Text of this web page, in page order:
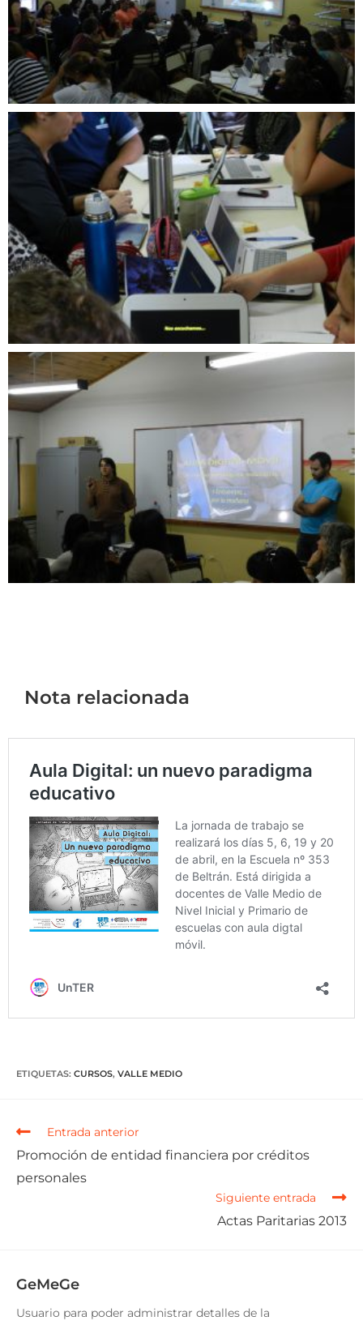
Nota relacionada
ETIQUETAS: CURSOS, VALLE MEDIO
Entrada anterior
Promoción de entidad financiera por créditos
personales
Siguiente entrada
Actas Paritarias 2013
GeMeGe
Usuario para poder administrar detalles de la